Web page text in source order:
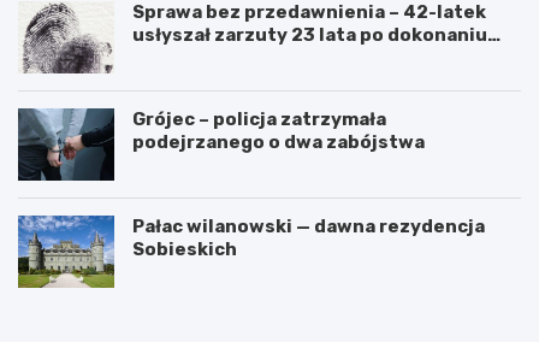
Sprawa bez przedawnienia – 42-latek
usłyszał zarzuty 23 lata po dokonaniu
Grójec – policja zatrzymała
podejrzanego o dwa zabójstwa
Pałac wilanowski — dawna rezydencja
Sobieskich